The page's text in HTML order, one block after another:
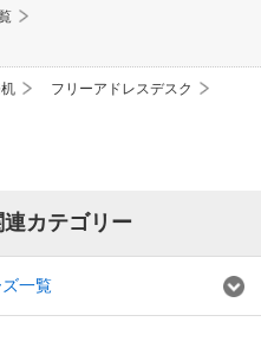
フリーアドレスデスク
カテゴリー
一覧